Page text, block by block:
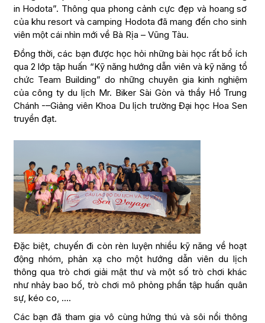
in Hodota”. Thông qua phong cảnh cực đẹp và hoang sơ
của khu resort và camping Hodota đã mang đến cho sinh
viên một cái nhìn mới về Bà Rịa – Vũng Tàu.
Đồng thời, các bạn được học hỏi những bài học rất bổ ích
qua 2 lớp tập huấn “Kỹ năng hướng dẫn viên và kỹ năng tổ
chức Team Building” do những chuyên gia kinh nghiệm
của công ty du lịch Mr. Biker Sài Gòn và thầy Hồ Trung
Chánh -–Giảng viên Khoa Du lịch trường Đại học Hoa Sen
truyền đạt.
Đặc biệt, chuyến đi còn rèn luyện nhiều kỹ năng về hoạt
động nhóm, phản xạ cho một hướng dẫn viên du lịch
thông qua trò chơi giải mật thư và một số trò chơi khác
như nhảy bao bố, trò chơi mô phỏng phần tập huấn quân
sự, kéo co, ….
Các bạn đã tham gia vô cùng hứng thú và sôi nổi thông